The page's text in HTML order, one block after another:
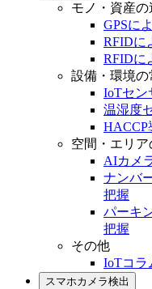
モノ・資産
GPSに
RFIDに
RFIDに
設備・環境の
IoTセン
温湿度
HACCP
空間・エリ
AIカメ
ナンバ
把握
パーキ
把握
その他
IoTコラ
スマホカメラ検出